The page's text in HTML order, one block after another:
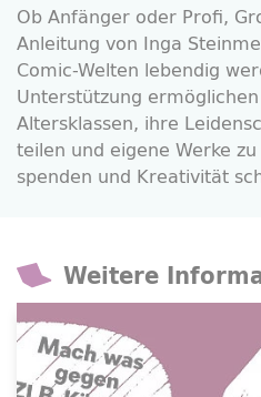
Ob Anfänger oder Profi,
Anleitung von Inga
Comic-Welten lebendig
Unterstützung
Altersklassen, ihre
teilen und eigene Werke
spenden und Kreativität
Weitere